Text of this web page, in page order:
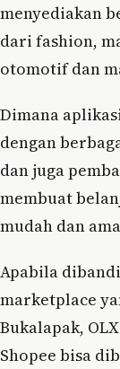
menyediakan
dari fashion,
otomotif dan
Dimana
dengan
dan juga
membuat
mudah dan
Apabila
marketplace
Bukalapak,
Shopee bisa